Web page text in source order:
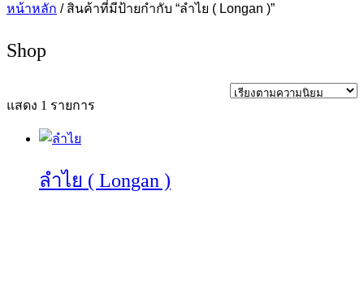
หน้าหลัก / สินค้าที่มีป้ายกำกับ “ลำไย ( Longan )”
Shop
แสดง 1 รายการ
ลำไย ( Longan )